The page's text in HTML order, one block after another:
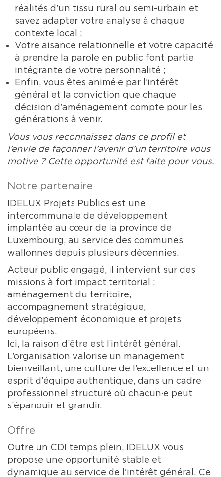
réalités d’un tissu rural ou semi-urbain et
savez adapter votre analyse à chaque
contexte local ;
Votre aisance relationnelle et votre capacité
à prendre la parole en public font partie
intégrante de votre personnalité ;
Enfin, vous êtes animé·e par l’intérêt
général et la conviction que chaque
décision d’aménagement compte pour les
générations à venir.
Vous vous reconnaissez dans ce profil et
l’envie de façonner l’avenir d’un territoire vous
motive ? Cette opportunité est faite pour vous.
Notre partenaire
IDELUX Projets Publics est une
intercommunale de développement
implantée au cœur de la province de
Luxembourg, au service des communes
wallonnes depuis plusieurs décennies.
Acteur public engagé, il intervient sur des
missions à fort impact territorial :
aménagement du territoire,
accompagnement stratégique,
développement économique et projets
européens.
Ici, la raison d’être est l’intérêt général.
L’organisation valorise un management
bienveillant, une culture de l’excellence et un
esprit d’équipe authentique, dans un cadre
professionnel structuré où chacun·e peut
s’épanouir et grandir.
Offre
Outre un CDI temps plein, IDELUX vous
propose une opportunité stable et
dynamique au service de l'intérêt général. Ce